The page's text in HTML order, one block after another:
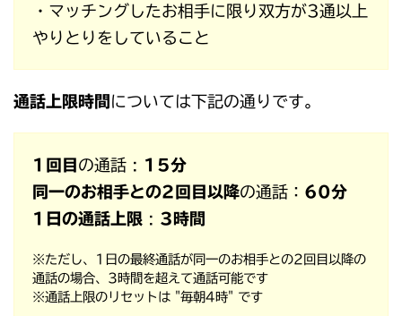
・マッチングしたお相手に限り双方が3通以上
やりとりをしていること
通話上限時間 については下記の通りです。
1回目 の通話 : 15分
同一のお相手との2回目以降の通話： 60分
1日の通話上限 : 3時間
※ただし、1日の最終通話が同一のお相手との2回目以降の
通話の場合、3時間を超えて通話可能です
※通話上限のリセットは "毎朝4時" です